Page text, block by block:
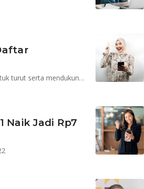
Dengan berinvestasi di SBR011, setiap investor berkesempatan untuk turut serta mendukung pembiayaan pembangunan negara
Naik Jadi Rp7